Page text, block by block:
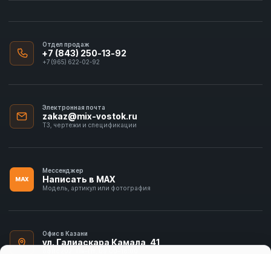
Отдел продаж
+7 (843) 250-13-92
+7 (965) 622-02-92
Электронная почта
zakaz@mix-vostok.ru
ТЗ, чертежи и спецификации
MAX
Мессенджер
Написать в MAX
Модель, артикул или фотография
Офис в Казани
ул. Галиаскара Камала, 41